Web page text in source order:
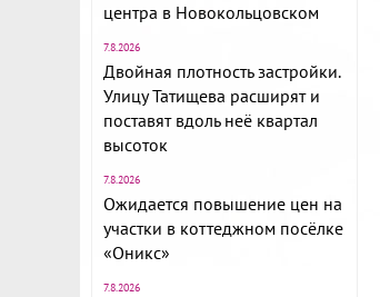
центра в Новокольцовском
7.8.2026
Двойная плотность застройки.
Улицу Татищева расширят и
поставят вдоль неё квартал
высоток
7.8.2026
Ожидается повышение цен на
участки в коттеджном посёлке
«Оникс»
7.8.2026